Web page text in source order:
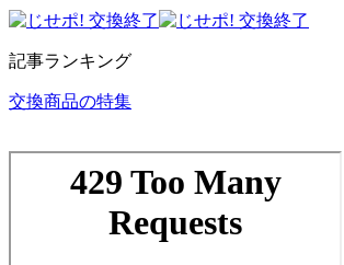
記事ランキング
交換商品の特集